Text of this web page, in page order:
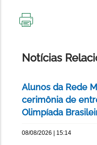
Notícias
Alunos da Rede
cerimônia de
Olimpíada
08/08/2026 | 15:14